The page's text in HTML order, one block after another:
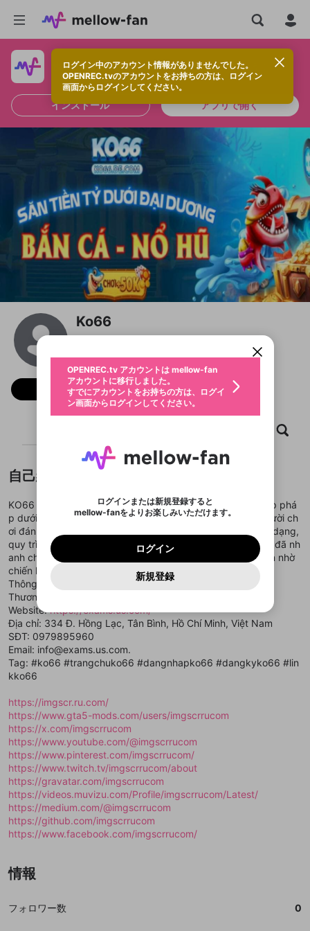
ログイン中のアカウント情報がありませんでした。
OPENREC.tvのアカウントをお持ちの方は、ログイン
画面からログインしてください。
快適に視聴するなら、アプリをインストールしよう！
インストール アプリで開く
Ko66
フォロー
プレイリスト
自己紹介
KO66 là sân chơi uy tín ra mắt từ năm 2018, hoạt động hợp phá
p dưới sự cấp phép của CEZA (Philippines) được nhiều người ch
ơi đánh giá là nền tảng cá cược có hệ sinh thái trò chơi đa dạng,
quy trình vận hành rõ ràng và dịch vụ hỗ trợ ổn định. Ko66 đã nh
anh chóng khẳng định vị thế trong làng cá cược trực tuyến nhờ
chiến lược phát triển bài bản và tầm nhìn dài hạn.
Thông tin liên hệ:
Thương hiệu: Ko66
Website:https://exams.us.com/
Địa chỉ: 334 Đ. Hồng Lạc, Tân Bình, Hồ Chí Minh, Việt Nam
SĐT: 0979895960
Email: info@exams.us.com.
Tag: #ko66 #trangchuko66 #dangnhapko66 #dangkyko66 #lin
kko66
https://imgscr.ru.com/
https://www.gta5-mods.com/users/imgscrrucom
https://x.com/imgscrrucom
https://www.youtube.com/@imgscrrucom
https://www.pinterest.com/imgscrrucom/
https://www.twitch.tv/imgscrrucom/about
https://gravatar.com/imgscrrucom
https://videos.muvizu.com/Profile/imgscrrucom/Latest/
https://medium.com/@imgscrrucom
https://github.com/imgscrrucom
https://www.facebook.com/imgscrrucom/
情報
フォロワー数 0
ブロックリストに追加しますか？
キャンセル OK
この動画の公開は終了しました
OK
ファンレター
応援している配信者にファンレターを送ることがで
きます。好きなデザインを選んでメッセージを書い
※ファンレター機能は有料サービスです。
ファンレターを作成
固定動画に設定
マイページに表示されている動画 (ライブ配信、配
信予定、アーカイブ、アップロード動画) をページ
のトップに1つ固定できます。動画タイトル横のメ
ニューより設定することができます。
動画プレイリストを選択
動画のプレイリストを一つ選択すると、そのプレイ
ることができます。
動画プレイリストを選択
選択できるプレイリストがありません。
動画プレイリストがありません
ポイントが不足しています
ご確認ください
した。 サービスを利用するには変更後の内容を
を確認しました。
確認しました
アカウントに移行しました。
すでにアカウントをお持ちの方は、ログイ
新規登録
メールアドレスで新規登録
または
Google
Yahoo! JAPAN
Appleでサインアップ
mellow-fanの 利用規約・ プライバシーポリシー・外部
サービスとのID連携に関する同意事項
で、次にお進みください
新規登録
@
次にお進みください。
け取る
カウントに統合しました。
こちらからOPENREC.tvでログイン中のア
ログイン
メールアドレスでログイン
または
Google
Yahoo! JAPAN
Appleでサインイン
mellow-fanの 利用規約・ プライバシーポリシー・外部
サービスとのID連携に関する同意事項
で、次にお進みください
ログイン
ログイン
パスワードを忘れた方はこちら
アカウントをお持ちですか？アカウントを作成する
OPENREC.tv アカウントは mellow-fan
アカウントに移行しました。
すでにアカウントをお持ちの方は、ログイ
ン画面からログインしてください。
ログインまたは新規登録すると
mellow-fanをよりお楽しみいただけます。
ログイン
新規登録
登録したメールアドレスを入力し、送信してくださ
再設定する
入力していただいたメールアドレ
スに、パスワード再設定用URLを
のでご確認ください
OK
パーソナルデータの登録
年
生年月は登録後に変更できません。
お住まいの地域
ご登録いただいた情報はサービスの向上を目的
として使用いたします。
一部サービスをご利用いただくには、生年月の
登録が必要です。
あとで登録
認証コードの入力
メイン及びcs.openrec.co.jpドメイン）が受信拒否設
定に含まれていないかご確認ください。
入力
セッションの有効期限が切れたた
不適切なユーザーとして報告しま
すか？
問題を選択してください
わいせつな表現
著作権の侵害
なりすまし行為
出会いを誘導する行為
ねずみ講やマルチ商法
誤解を招く配信設定
改造版・海賊版ソフトの配信
政治的・宗教的・人種的な内容
その他の問題
0
報告された問題については、利用規約に違反しているか
どうかをスタッフが確認します。
用することは、利用規約違反になります。
送信
サブスクシェア
詳しくはこちら
閉じる
限定コミュニティ参加方法
Discordアカウントをお持ちでない方
Discordアカウントを作成
Discordは第三者が提供するコミュニティーサービスで、
mellow-fanとは関わりがありません。Discordに関してのお
問い合わせにはお答えすることができません。Discordの仕
様変更により、限定コミュニティ特典の提供が終了する可能
します。
外部サービスとのID連携に関する同意事項
Discordとは？ Discordに参加する